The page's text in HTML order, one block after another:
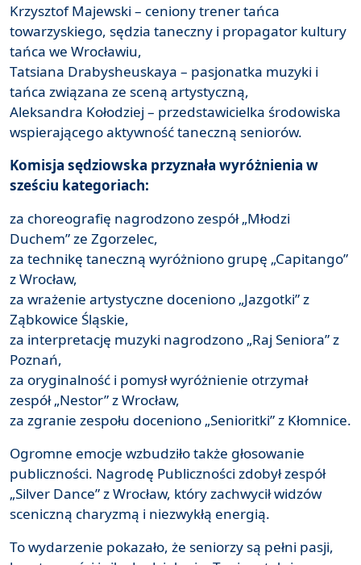
Krzysztof Majewski – ceniony trener tańca
towarzyskiego, sędzia taneczny i propagator kultury
tańca we Wrocławiu,
Tatsiana Drabysheuskaya – pasjonatka muzyki i
tańca związana ze sceną artystyczną,
Aleksandra Kołodziej – przedstawicielka środowiska
wspierającego aktywność taneczną seniorów.
Komisja sędziowska przyznała wyróżnienia w
sześciu kategoriach:
za choreografię nagrodzono zespół „Młodzi
Duchem” ze Zgorzelec,
za technikę taneczną wyróżniono grupę „Capitango”
z Wrocław,
za wrażenie artystyczne doceniono „Jazgotki” z
Ząbkowice Śląskie,
za interpretację muzyki nagrodzono „Raj Seniora” z
Poznań,
za oryginalność i pomysł wyróżnienie otrzymał
zespół „Nestor” z Wrocław,
za zgranie zespołu doceniono „Senioritki” z Kłomnice.
Ogromne emocje wzbudziło także głosowanie
publiczności. Nagrodę Publiczności zdobył zespół
„Silver Dance” z Wrocław, który zachwycił widzów
sceniczną charyzmą i niezwykłą energią.
To wydarzenie pokazało, że seniorzy są pełni pasji,